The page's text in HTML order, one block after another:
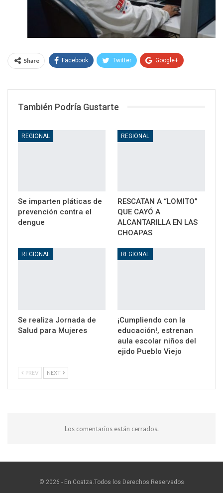
Share Facebook Twitter Google+
También Podría Gustarte
REGIONAL
Se imparten pláticas de
prevención contra el
dengue
REGIONAL
RESCATAN A “LOMITO”
QUE CAYÓ A
ALCANTARILLA EN LAS
CHOAPAS
REGIONAL
Se realiza Jornada de
Salud para Mujeres
REGIONAL
¡Cumpliendo con la
educación!, estrenan
aula escolar niños del
ejido Pueblo Viejo
PREV NEXT
Los comentarios están cerrados.
© 2026 - En Coatza.Todos los Derechos Reservados